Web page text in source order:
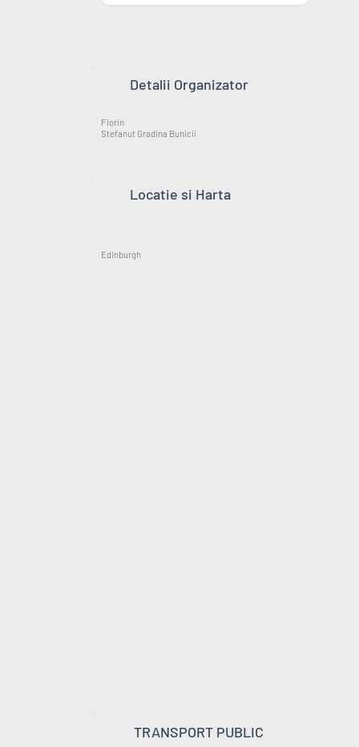
Detalii Organizator
Florin
Stefanut Gradina Bunicii
Locatie si Harta
Edinburgh
TRANSPORT PUBLIC